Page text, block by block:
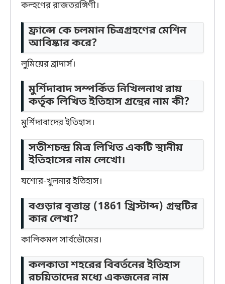
কল্হণের রাজতরঙ্গিণী।
ফ্রান্সে কে চলমান চিত্রগ্রহণের মেশিন
আবিষ্কার করে?
লুমিয়ের ব্রাদার্স।
মুর্শিদাবাদ সম্পর্কিত নিখিলনাথ রায়
কর্তৃক লিখিত ইতিহাস গ্রন্থের নাম কী?
মুর্শিদাবাদের ইতিহাস।
সতীশচন্দ্র মিত্র লিখিত একটি স্থানীয়
ইতিহাসের নাম লেখো।
যশোর-খুলনার ইতিহাস।
বগুড়ার বৃত্তান্ত (1861খ্রিস্টাব্দ) গ্রন্থটির
কার লেখা?
কালিকমল সার্বভৌমের।
কলকাতা শহরের বিবর্তনের ইতিহাস
রচয়িতাদের মধ্যে একজনের নাম